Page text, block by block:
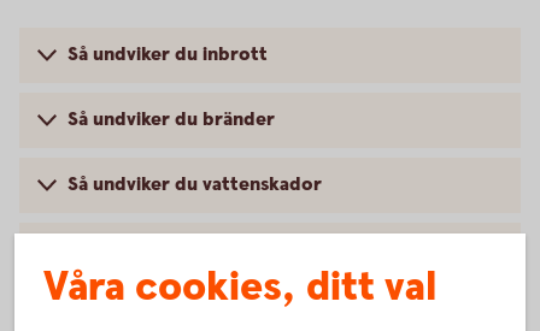
Så undviker du inbrott
Så undviker du bränder
Så undviker du vattenskador
Våra cookies, ditt val